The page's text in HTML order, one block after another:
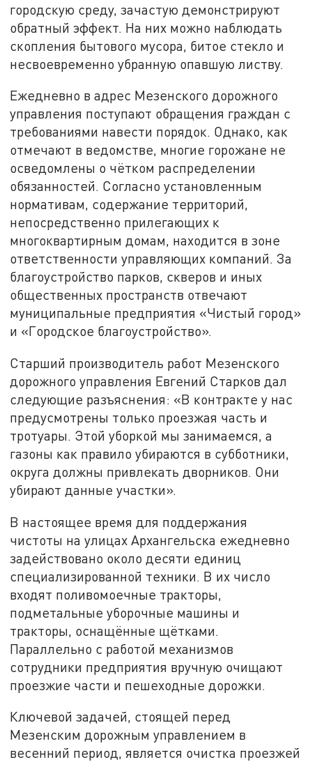
городскую среду, зачастую демонстрируют
обратный эффект. На них можно наблюдать
скопления бытового мусора, битое стекло и
несвоевременно убранную опавшую листву.
Ежедневно в адрес Мезенского дорожного
управления поступают обращения граждан с
требованиями навести порядок. Однако, как
отмечают в ведомстве, многие горожане не
осведомлены о чётком распределении
обязанностей. Согласно установленным
нормативам, содержание территорий,
непосредственно прилегающих к
многоквартирным домам, находится в зоне
ответственности управляющих компаний. За
благоустройство парков, скверов и иных
общественных пространств отвечают
муниципальные предприятия «Чистый город»
и «Городское благоустройство».
Старший производитель работ Мезенского
дорожного управления Евгений Старков дал
следующие разъяснения: «В контракте у нас
предусмотрены только проезжая часть и
тротуары. Этой уборкой мы занимаемся, а
газоны как правило убираются в субботники,
округа должны привлекать дворников. Они
убирают данные участки».
В настоящее время для поддержания
чистоты на улицах Архангельска ежедневно
задействовано около десяти единиц
специализированной техники. В их число
входят поливомоечные тракторы,
подметальные уборочные машины и
тракторы, оснащённые щётками.
Параллельно с работой механизмов
сотрудники предприятия вручную очищают
проезжие части и пешеходные дорожки.
Ключевой задачей, стоящей перед
Мезенским дорожным управлением в
весенний период, является очистка проезжей